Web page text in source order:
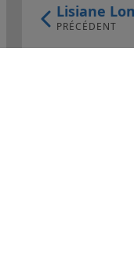
Lisiane
PRÉCÉDENT